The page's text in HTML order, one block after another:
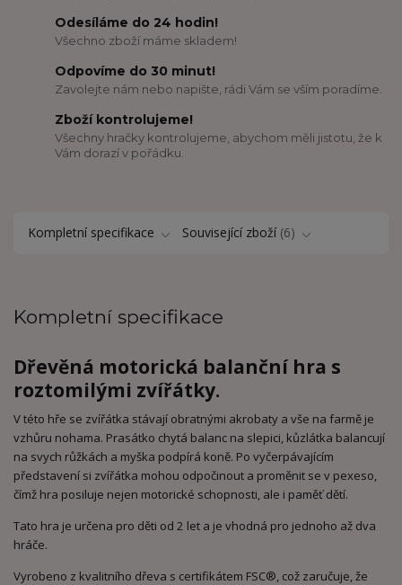
Odesíláme do 24 hodin!
Všechno zboží máme skladem!
Odpovíme do 30 minut!
Zavolejte nám nebo napište, rádi Vám se vším poradíme.
Zboží kontrolujeme!
Všechny hračky kontrolujeme, abychom měli jistotu, že k
Vám dorazí v pořádku.
Kompletní specifikace Související zboží 6
Kompletní specifikace
Dřevěná motorická balanční hra s
roztomilými zvířátky.
V této hře se zvířátka stávají obratnými akrobaty a vše na farmě je
vzhůru nohama. Prasátko chytá balanc na slepici, kůzlátka balancují
na svych růžkách a myška podpírá koně. Po vyčerpávajícím
představení si zvířátka mohou odpočinout a proměnit se v pexeso,
čímž hra posiluje nejen motorické schopnosti, ale i paměť dětí.
Tato hra je určena pro děti od 2 let a je vhodná pro jednoho až dva
hráče.
Vyrobeno z kvalitního dřeva s certifikátem FSC®, což zaručuje, že